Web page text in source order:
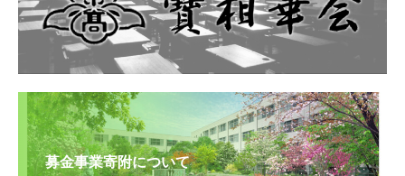
募金事業寄附について